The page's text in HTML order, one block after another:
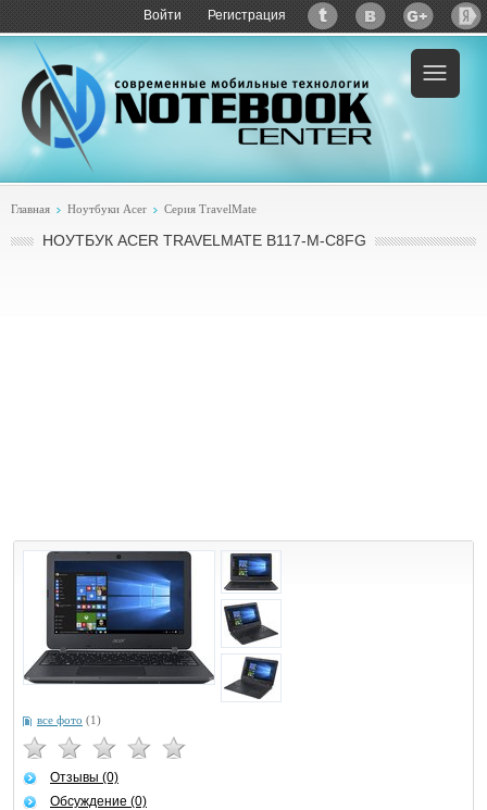
Войти Регистрация
Пример:купить Acer TravelMate B117-M-C8FG
Главная Ноутбуки Acer Серия TravelMate
НОУТБУК ACER TRAVELMATE B117-M-C8FG
все фото (1)
Отзывы (0)
Обсуждение (0)